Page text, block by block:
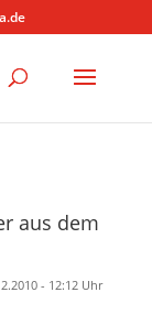
aus dem
- 12:12 Uhr